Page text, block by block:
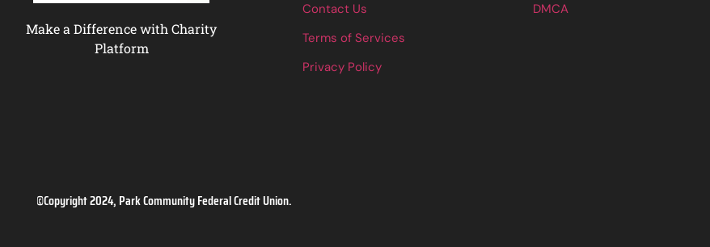
Make a Difference with Charity
Platform
Contact Us
Terms of Services
Privacy Policy
DMCA
©Copyright 2024, Park Community Federal Credit Union.